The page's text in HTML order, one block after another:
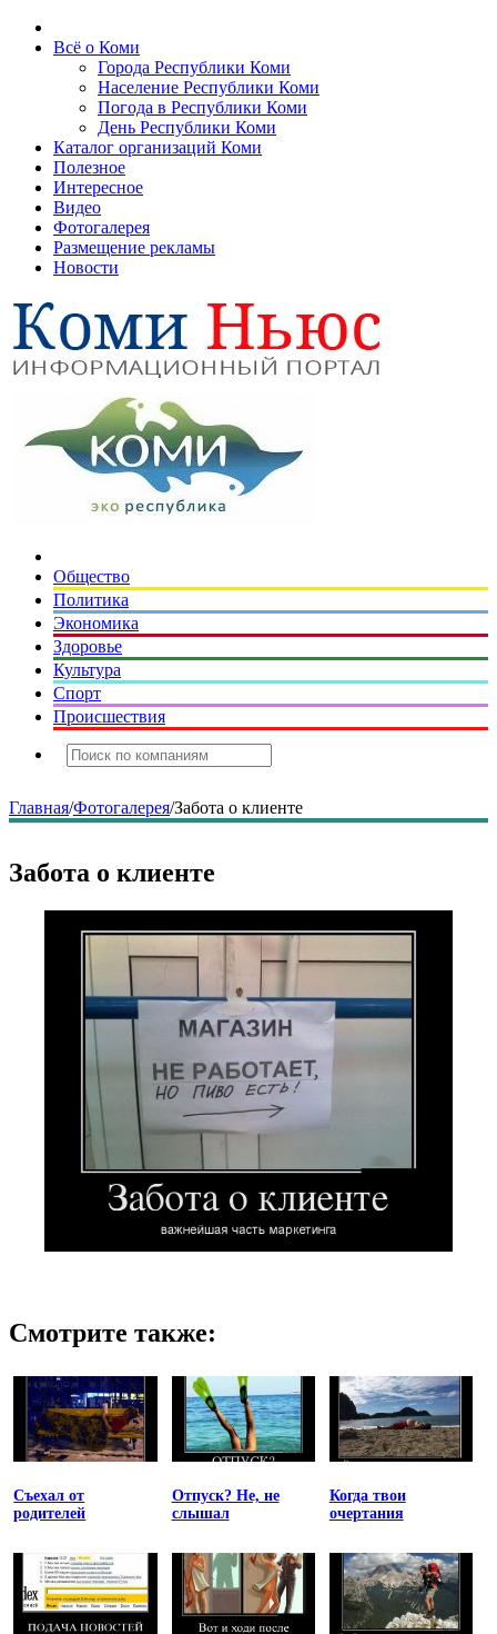
Всё о Коми
Города Республики Коми
Население Республики Коми
Погода в Республики Коми
День Республики Коми
Каталог организаций Коми
Полезное
Интересное
Видео
Фотогалерея
Размещение рекламы
Новости
Общество
Политика
Экономика
Здоровье
Культура
Спорт
Происшествия
Главная/Фотогалерея/Забота о клиенте
Забота о клиенте
Смотрите также:
Съехал от
родителей
Отпуск? Не, не
слышал
Когда твои
очертания